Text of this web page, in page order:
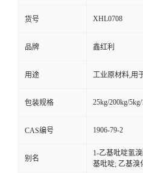
货号 XHL0708
品牌 鑫红利
用途 工业原材料,用
包装规格 25kg/200kg/
CAS编号 1906-79-2
别名
1-乙基吡啶氢
基吡啶; 乙基溴